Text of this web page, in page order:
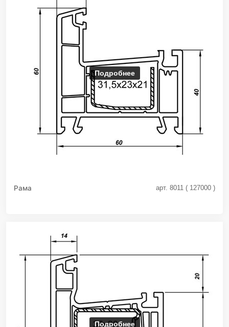
Подробнее
Рама арт. 8011 ( 127000 )
Подробнее